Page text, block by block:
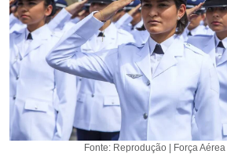
Fonte: Reprodução | Força